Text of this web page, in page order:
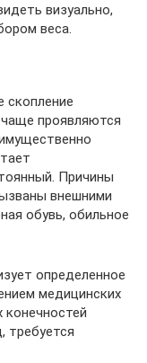
визуально,
веса.
скопление
проявляются
Причины
внешними
обувь, обильное
определенное
медицинских
конечностей
требуется